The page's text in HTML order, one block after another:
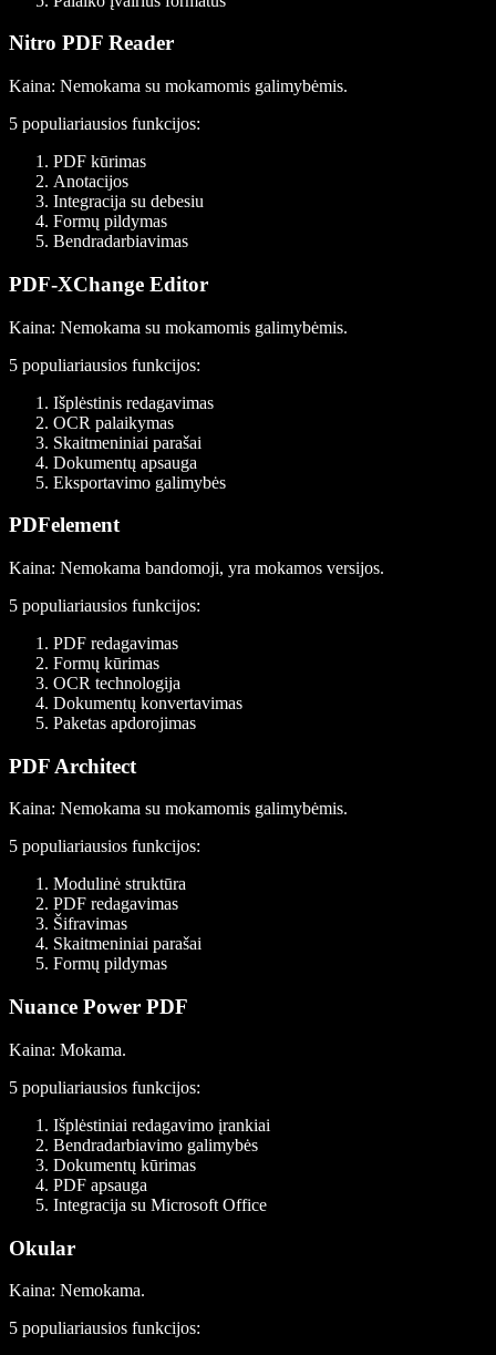
Nitro PDF Reader
Kaina: Nemokama su mokamomis galimybėmis.
5 populiariausios funkcijos:
PDF kūrimas
Anotacijos
Integracija su debesiu
Formų pildymas
Bendradarbiavimas
PDF-XChange Editor
Kaina: Nemokama su mokamomis galimybėmis.
5 populiariausios funkcijos:
Išplėstinis redagavimas
OCR palaikymas
Skaitmeniniai parašai
Dokumentų apsauga
Eksportavimo galimybės
PDFelement
Kaina: Nemokama bandomoji, yra mokamos versijos.
5 populiariausios funkcijos:
PDF redagavimas
Formų kūrimas
OCR technologija
Dokumentų konvertavimas
Paketas apdorojimas
PDF Architect
Kaina: Nemokama su mokamomis galimybėmis.
5 populiariausios funkcijos:
Modulinė struktūra
PDF redagavimas
Šifravimas
Skaitmeniniai parašai
Formų pildymas
Nuance Power PDF
Kaina: Mokama.
5 populiariausios funkcijos:
Išplėstiniai redagavimo įrankiai
Bendradarbiavimo galimybės
Dokumentų kūrimas
PDF apsauga
Integracija su Microsoft Office
Okular
Kaina: Nemokama.
5 populiariausios funkcijos: